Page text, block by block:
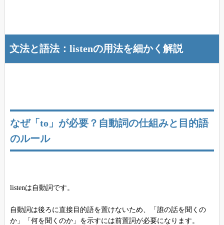
文法と語法：listenの用法を細かく解説
なぜ「to」が必要？自動詞の仕組みと目的語
のルール
listenは自動詞です。
自動詞は後ろに直接目的語を置けないため、「誰の話を聞くの
か」「何を聞くのか」を示すには前置詞が必要になります。